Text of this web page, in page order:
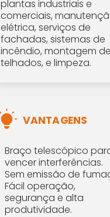
plantas industriais e
comerciais,
elétrica, serviços de
fachadas, sistemas de
incêndio, montagem de
telhados, e limpeza.
VANTAGENS
Braço telescópico
vencer interferências.
Sem emissão de
Fácil operação,
segurança e alta
produtividade.